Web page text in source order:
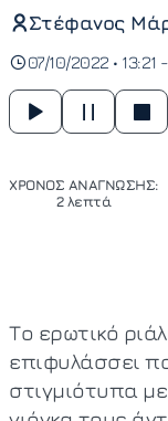
Στέφανος
07/10/2022 • 13:21 -
ΧΡΟΝΟΣ ΑΝΑΓΝΩΣΗΣ:
2 λεπτά
Το ερωτικό
επιφυλάσσει
στιγμιότυπα